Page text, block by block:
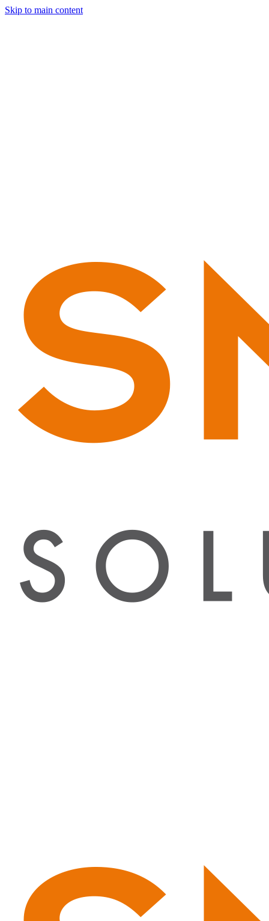
Skip to main content